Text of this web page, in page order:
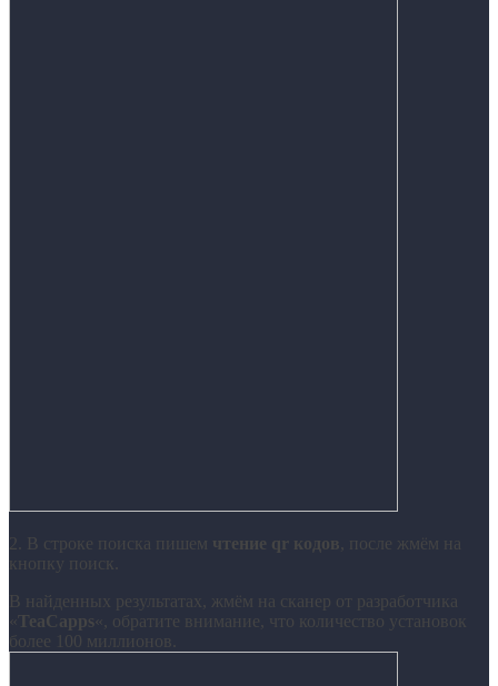
2. В строке поиска пишем чтение qr кодов , после жмём на
кнопку поиск.
В найденных результатах, жмём на сканер от разработчика
« TeaCapps«, обратите внимание, что количество установок
более 100 миллионов.